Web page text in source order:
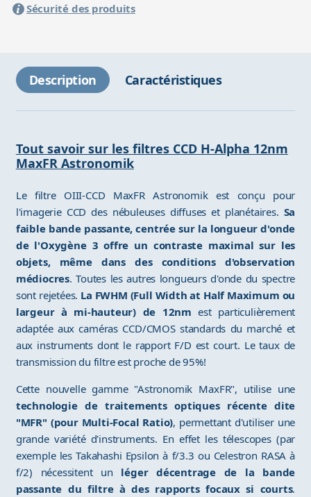
Sécurité des produits
Description Caractéristiques
Tout savoir sur les filtres CCD H-Alpha 12nm
MaxFR Astronomik
Le filtre OIII-CCD MaxFR Astronomik est conçu pour
l'imagerie CCD des nébuleuses diffuses et planétaires. Sa
faible bande passante, centrée sur la longueur d'onde
de l'Oxygène 3 offre un contraste maximal sur les
objets, même dans des conditions d'observation
médiocres. Toutes les autres longueurs d'onde du spectre
sont rejetées. La FWHM (Full Width at Half Maximum ou
largeur à mi-hauteur) de 12nm est particulièrement
adaptée aux caméras CCD/CMOS standards du marché et
aux instruments dont le rapport F/D est court. Le taux de
transmission du filtre est proche de 95%!
Cette nouvelle gamme "Astronomik MaxFR", utilise une
technologie de traitements optiques récente dite
"MFR" (pour Multi-Focal Ratio), permettant d'utiliser une
grande variété d'instruments. En effet les télescopes (par
exemple les Takahashi Epsilon à f/3.3 ou Celestron RASA à
f/2) nécessitent un léger décentrage de la bande
passante du filtre à des rapports focaux si courts.